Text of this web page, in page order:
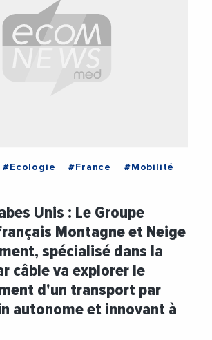
#Ecologie #France
#Mobilité
Unis : Le Groupe
Montagne et Neige
spécialisé dans la
câble va explorer le
d'un transport par
autonome et innovant à